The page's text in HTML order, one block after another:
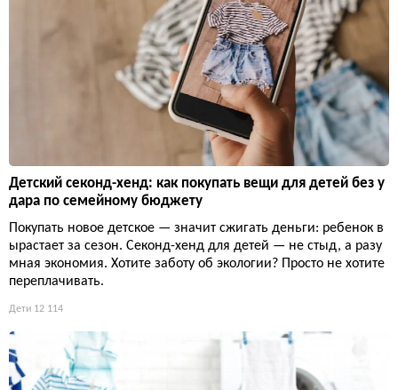
Детский секонд-хенд: как покупать вещи для детей без у
дара по семейному бюджету
Покупать новое детское — значит сжигать деньги: ребенок в
ырастает за сезон. Секонд-хенд для детей — не стыд, а разу
мная экономия. Хотите заботу об экологии? Просто не хотите
переплачивать.
Дети 12 114